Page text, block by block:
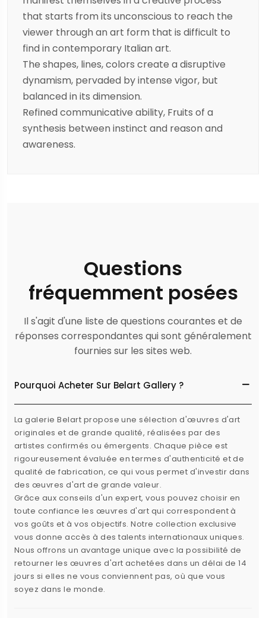
that starts from its unconscious to reach the
viewer through an art form that is difficult to
find in contemporary Italian art.
The shapes, lines, colors create a disruptive
dynamism, pervaded by intense vigor, but
balanced in its dimension.
Refined communicative ability, Fruits of a
synthesis between instinct and reason and
awareness.
Questions
fréquemment posées
Il s'agit d'une liste de questions courantes et de
réponses correspondantes qui sont généralement
fournies sur les sites web.
Pourquoi Acheter Sur Belart Gallery ?
La galerie Belart propose une sélection d'œuvres d'art
originales et de grande qualité, réalisées par des
artistes confirmés ou émergents. Chaque pièce est
rigoureusement évaluée en termes d'authenticité et de
qualité de fabrication, ce qui vous permet d'investir dans
des œuvres d'art de grande valeur.
Grâce aux conseils d'un expert, vous pouvez choisir en
toute confiance les œuvres d'art qui correspondent à
vos goûts et à vos objectifs. Notre collection exclusive
vous donne accès à des talents internationaux uniques.
Nous offrons un avantage unique avec la possibilité de
retourner les œuvres d'art achetées dans un délai de 14
jours si elles ne vous conviennent pas, où que vous
soyez dans le monde.